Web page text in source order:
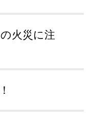
火災に注